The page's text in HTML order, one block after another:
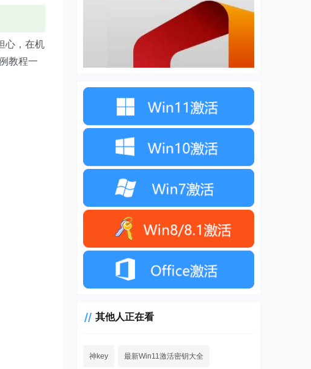
心，在机
教程一
其他人正在看
神key 最新Win11激活密钥大全